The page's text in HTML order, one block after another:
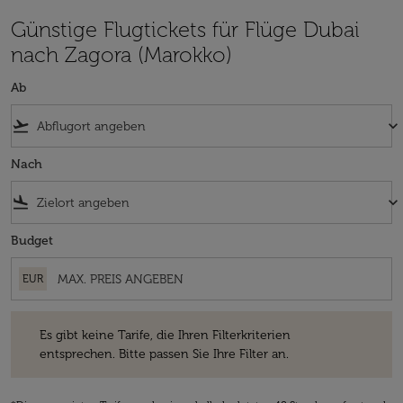
Günstige Flugtickets für Flüge Dubai
nach Zagora (Marokko)
Ab
flight_takeoff keyboard_arrow_down
Nach
flight_land keyboard_arrow_down
Budget
EUR
Es gibt keine Tarife, die Ihren Filterkriterien
entsprechen. Bitte passen Sie Ihre Filter an.